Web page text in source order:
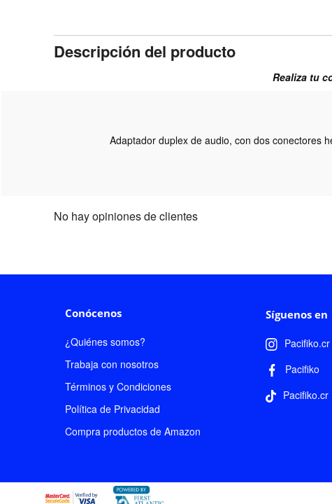
Descripción del producto
Realiza tu
Adaptador duplex de audio, con dos conectores
No hay opiniones de clientes
Conócenos
¿Quiénes somos?
Trabaja con nosotros
Términos y Condiciones
Política de Privacidad
Compra productos de Amazon
Síguenos en
Pacifiko.cr
Pacifiko
Pacifiko.cr